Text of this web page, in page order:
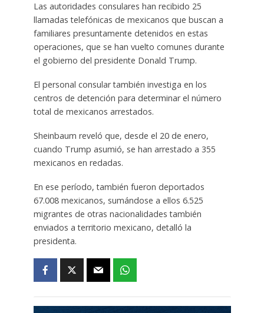
Las autoridades consulares han recibido 25
llamadas telefónicas de mexicanos que buscan a
familiares presuntamente detenidos en estas
operaciones, que se han vuelto comunes durante
el gobierno del presidente Donald Trump.
El personal consular también investiga en los
centros de detención para determinar el número
total de mexicanos arrestados.
Sheinbaum reveló que, desde el 20 de enero,
cuando Trump asumió, se han arrestado a 355
mexicanos en redadas.
En ese período, también fueron deportados
67.008 mexicanos, sumándose a ellos 6.525
migrantes de otras nacionalidades también
enviados a territorio mexicano, detalló la
presidenta.